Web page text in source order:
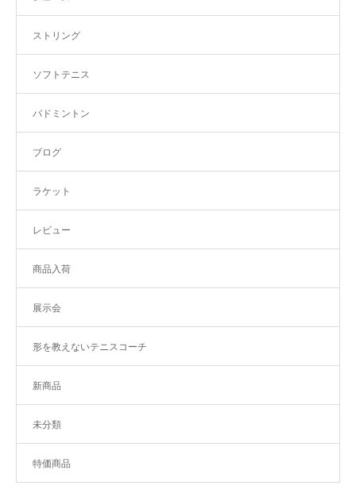
ストリング
ソフトテニス
バドミントン
ブログ
ラケット
レビュー
商品入荷
展示会
形を教えないテニスコーチ
新商品
未分類
特価商品